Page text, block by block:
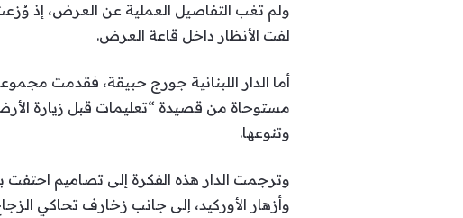
ولم تغب التفاصيل العملية عن العرض، إذ
لفت الأنظار داخل قاعة العرض.
مستوحاة من قصيدة “تعليمات قبل زيارة
وتنوعها.
وترجمت الدار هذه الفكرة إلى تصاميم
وأزهار الأوركيد، إلى جانب زخارف تحاكي